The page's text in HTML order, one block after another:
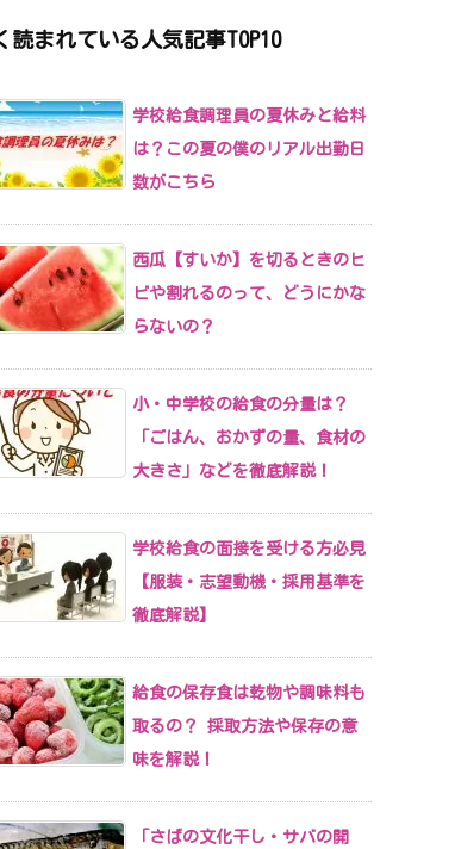
読まれている人気記事TOP10
学校給食調理員の夏休みと給料
は？この夏の僕のリアル出勤日
数がこちら
西瓜【すいか】を切るときのヒ
ビや割れるのって、どうにかな
らないの？
小・中学校の給食の分量は？
「ごはん、おかずの量、食材の
大きさ」などを徹底解説！
学校給食の面接を受ける方必見
【服装・志望動機・採用基準を
徹底解説】
給食の保存食は乾物や調味料も
取るの？ 採取方法や保存の意
味を解説！
「さばの文化干し・サバの開